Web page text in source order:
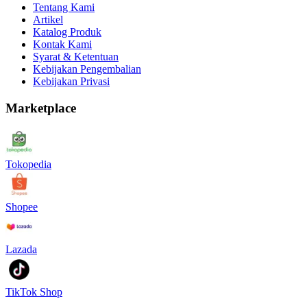
Tentang Kami
Artikel
Katalog Produk
Kontak Kami
Syarat & Ketentuan
Kebijakan Pengembalian
Kebijakan Privasi
Marketplace
Tokopedia
Shopee
Lazada
TikTok Shop